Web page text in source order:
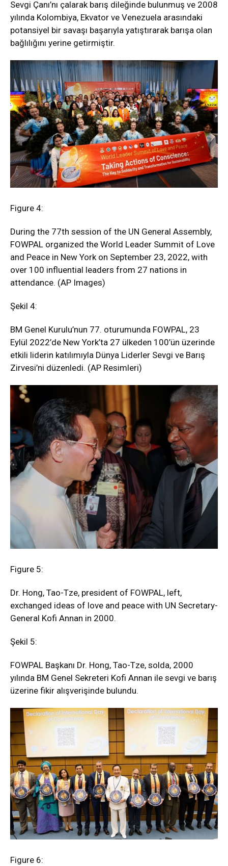
Sevgi Çanı’nı çalarak barış dileğinde bulunmuş ve 2008
yılında Kolombiya, Ekvator ve Venezuela arasındaki
potansiyel bir savaşı başarıyla yatıştırarak barışa olan
bağlılığını yerine getirmiştir.
Figure 4:
During the 77th session of the UN General Assembly,
FOWPAL organized the World Leader Summit of Love
and Peace in New York on September 23, 2022, with
over 100 influential leaders from 27 nations in
attendance. (AP Images)
Şekil 4:
BM Genel Kurulu’nun 77. oturumunda FOWPAL, 23
Eylül 2022’de New York’ta 27 ülkeden 100’ün üzerinde
etkili liderin katılımıyla Dünya Liderler Sevgi ve Barış
Zirvesi’ni düzenledi. (AP Resimleri)
Figure 5:
Dr. Hong, Tao-Tze, president of FOWPAL, left,
exchanged ideas of love and peace with UN Secretary-
General Kofi Annan in 2000.
Şekil 5:
FOWPAL Başkanı Dr. Hong, Tao-Tze, solda, 2000
yılında BM Genel Sekreteri Kofi Annan ile sevgi ve barış
üzerine fikir alışverişinde bulundu.
Figure 6: